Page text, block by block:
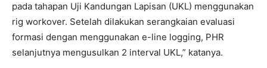
pada tahapan Uji Kandungan Lapisan (UKL) menggunakan
rig workover. Setelah dilakukan serangkaian evaluasi
formasi dengan menggunakan e-line logging, PHR
selanjutnya mengusulkan 2 interval UKL,” katanya.